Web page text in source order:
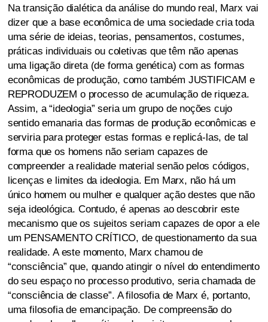
Na transição dialética da análise do mundo real, Marx vai
dizer que a base econômica de uma sociedade cria toda
uma série de ideias, teorias, pensamentos, costumes,
práticas individuais ou coletivas que têm não apenas
uma ligação direta (de forma genética) com as formas
econômicas de produção, como também JUSTIFICAM e
REPRODUZEM o processo de acumulação de riqueza.
Assim, a “ideologia” seria um grupo de noções cujo
sentido emanaria das formas de produção econômicas e
serviria para proteger estas formas e replicá-las, de tal
forma que os homens não seriam capazes de
compreender a realidade material senão pelos códigos,
licenças e limites da ideologia. Em Marx, não há um
único homem ou mulher e qualquer ação destes que não
seja ideológica. Contudo, é apenas ao descobrir este
mecanismo que os sujeitos seriam capazes de opor a ele
um PENSAMENTO CRÍTICO, de questionamento da sua
realidade. A este momento, Marx chamou de
“consciência” que, quando atingir o nível do entendimento
do seu espaço no processo produtivo, seria chamada de
“consciência de classe”. A filosofia de Marx é, portanto,
uma filosofia de emancipação. De compreensão do